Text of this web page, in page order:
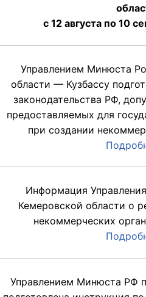
с 12 августа по 10
Управлением Минюста
области — Кузбассу
законодательства РФ,
предоставляемых для
при создании
Информация
Кемеровской области о
некоммерческих
Управлением Минюста РФ